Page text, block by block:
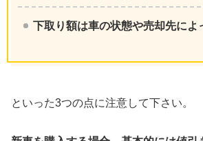
下取り額は車の状態や売却先によ
といった3つの点に注意して下さい。